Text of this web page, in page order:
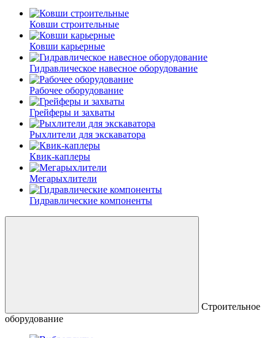
Ковши строительные
Ковши карьерные
Гидравлическое навесное оборудование
Рабочее оборудование
Грейферы и захваты
Рыхлители для экскаватора
Квик-каплеры
Мегарыхлители
Гидравлические компоненты
Строительное
оборудование